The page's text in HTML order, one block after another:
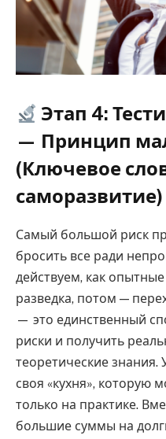
Этап 4:
— Принцип
(Ключевое
саморазвитие)
Самый большой риск
бросить все ради
действуем, как
разведка, потом —
— это единственный
риски и получить
теоретические
своя «кухня», которую
только на практике.
большие суммы на